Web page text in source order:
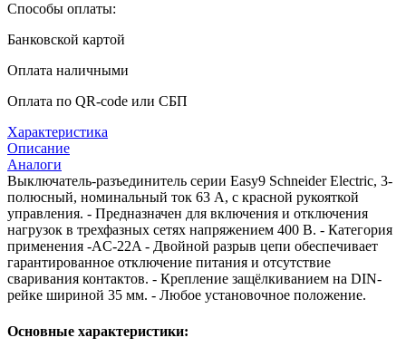
Способы оплаты:
Банковской картой
Оплата наличными
Оплата по QR-code или СБП
Характеристика
Описание
Аналоги
Выключатель-разъединитель серии Easy9 Schneider Electric, 3-
полюсный, номинальный ток 63 А, с красной рукояткой
управления. - Предназначен для включения и отключения
нагрузок в трехфазных сетях напряжением 400 В. - Категория
применения -AC-22A - Двойной разрыв цепи обеспечивает
гарантированное отключение питания и отсутствие
сваривания контактов. - Крепление защёлкиванием на DIN-
рейке шириной 35 мм. - Любое установочное положение.
Основные характеристики: